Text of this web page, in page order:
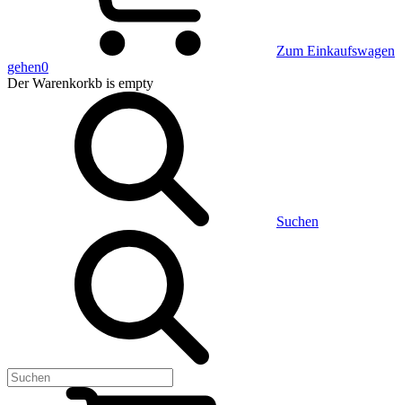
Zum Einkaufswagen
gehen0
Der Warenkorkb is empty
Suchen